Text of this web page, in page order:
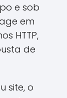
e sob
em
HTTP,
de
site, o